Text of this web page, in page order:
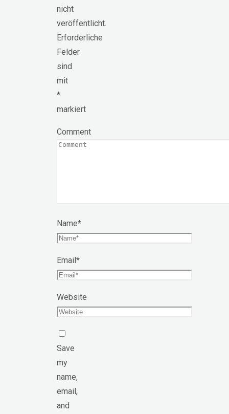
nicht
veröffentlicht.
Erforderliche
Felder
sind
mit
*
markiert
Comment
Name*
Email*
Website
Save
my
name,
email,
and